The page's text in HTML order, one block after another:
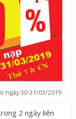
ngày 30-31/03/2019
2 ngày liên